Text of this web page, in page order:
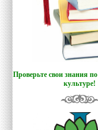
Проверьте свои знания
культуре!